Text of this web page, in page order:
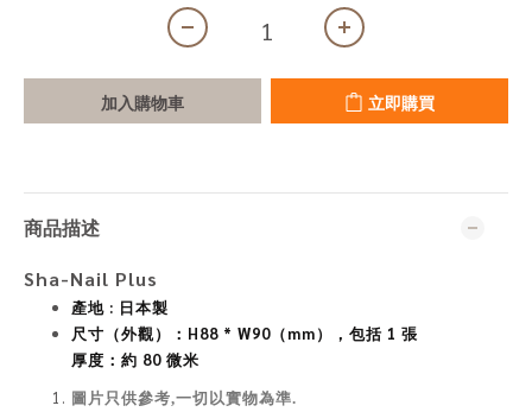
加入購物車 立即購買
商品描述
Sha-Nail Plus
產地 : 日本製
尺寸（外觀）：H88 * W90（mm），包括 1 張
厚度：約 80 微米
圖片只供參考,一切以實物為準.